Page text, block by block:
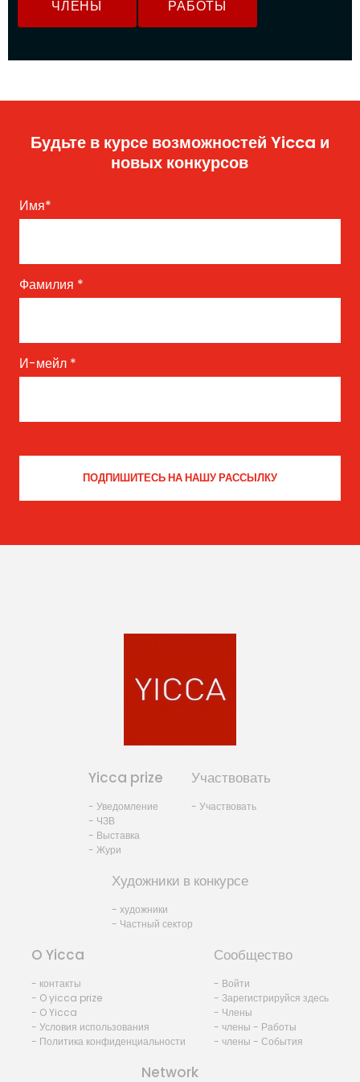
ЧЛЕНЫ РАБОТЫ
Будьте в курсе возможностей Yicca и
новых конкурсов
Имя*
Фамилия *
И-мейл *
Yicca prize
- Уведомление
- ЧЗВ
- Выставка
- Жури
Участвовать
- Участвовать
Художники в конкурсе
- художники
- Частный сектор
O Yicca
- контакты
- O yicca prize
- O Yicca
- Условия использования
- Политика конфиденциальности
Сообщество
- Войти
- Зарегистрируйся здесь
- Члены
- члены - Работы
- члены - События
Network